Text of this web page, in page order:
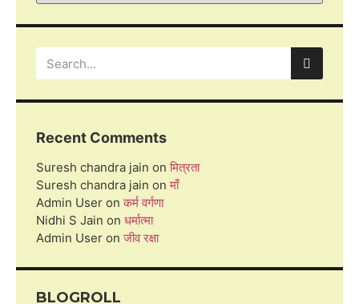
Recent Comments
Suresh chandra jain onमित्रता
Suresh chandra jain onमाँ
Admin User onकर्म वर्गणा
Nidhi S Jain on धर्मात्मा
Admin User onजीव रक्षा
BLOGROLL